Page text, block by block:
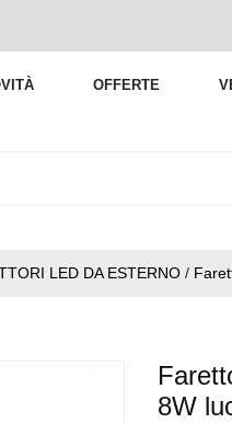
OFFERTE
LED DA ESTERNO /
8W